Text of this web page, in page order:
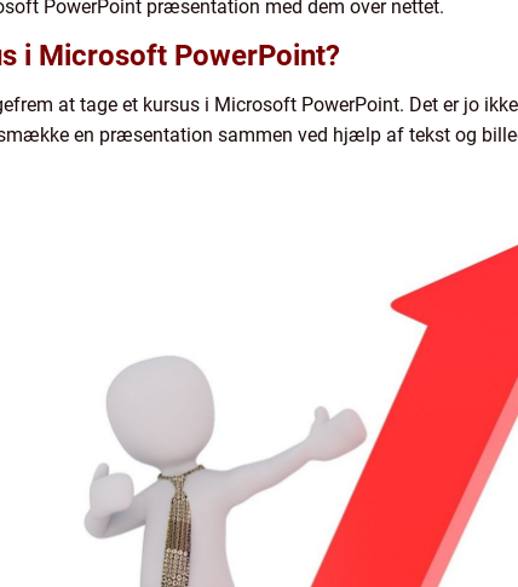
PowerPoint præsentation med dem over nettet.
i Microsoft PowerPoint?
at tage et kursus i Microsoft PowerPoint. Det er jo
en præsentation sammen ved hjælp af tekst og